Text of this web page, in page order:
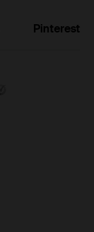
Pinterest